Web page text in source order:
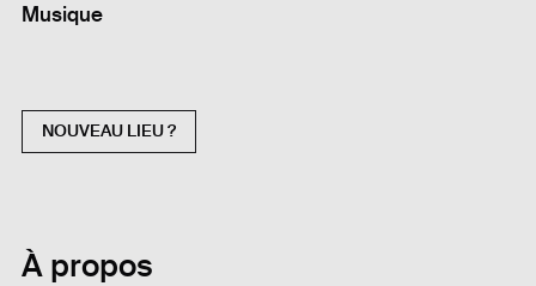
Musique
NOUVEAU LIEU ?
À propos